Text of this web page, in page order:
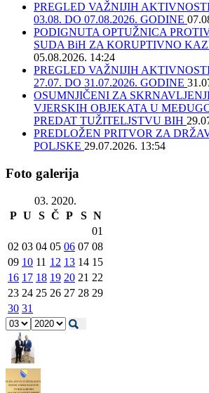
PREGLED VAŽNIJIH
03.08. DO 07.08.2026. GODINE
PODIGNUTA OPTUŽNICA
SUDA BiH ZA KORUPTIVNO
05.08.2026. 14:24
PREGLED VAŽNIJIH
27.07. DO 31.07.2026. GODINE
OSUMNJIČENI ZA
VJERSKIH OBJEKATA U
PREDAT TUŽITELJSTVU BIH
PREDLOŽEN PRITVOR ZA
POLJSKE 29.07.2026. 13:54
Foto galerija
03. 2020.
P U S Č P S N
01
02 03 04 05 06 07 08
09 10 11 12 13 14 15
16 17 18 19 20 21 22
23 24 25 26 27 28 29
30 31